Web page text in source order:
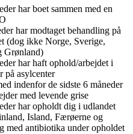
har boet sammen med en
har modtaget behandling på
(dog ikke Norge, Sverige,
Grønland)
har haft ophold/arbejdet i
på asylcenter
indenfor de sidste 6 måneder
med levende grise
har opholdt dig i udlandet
Island, Færøerne og
med antibiotika under opholdet